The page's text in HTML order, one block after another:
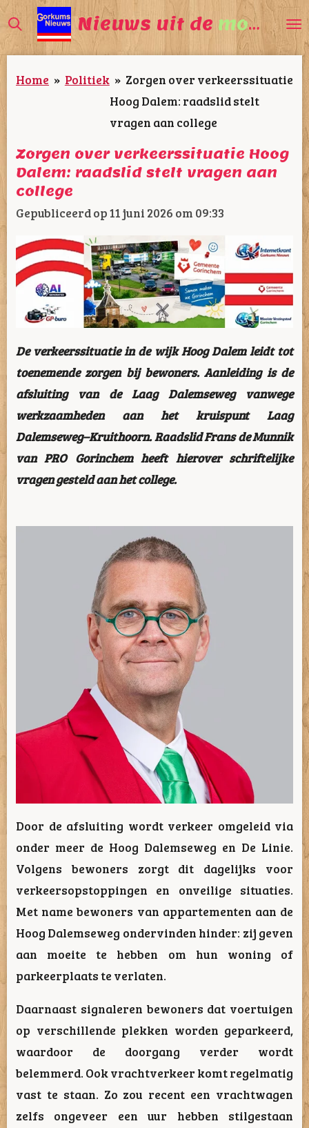
Ga
direct
naar
de
Nieuws uit de mooiste
Home » Politiek » Zorgen over verkeerssituatie
Hoog Dalem: raadslid stelt
vragen aan college
Zorgen over verkeerssituatie Hoog
Dalem: raadslid stelt vragen aan
college
Gepubliceerd op 11 juni 2026 om 09:33
De verkeerssituatie in de wijk Hoog Dalem leidt tot
toenemende zorgen bij bewoners. Aanleiding is de
afsluiting van de Laag Dalemseweg vanwege
werkzaamheden aan het kruispunt Laag
Dalemseweg–Kruithoorn. Raadslid Frans de Munnik
van PRO Gorinchem heeft hierover schriftelijke
vragen gesteld aan het college.
Door de afsluiting wordt verkeer omgeleid via
onder meer de Hoog Dalemseweg en De Linie.
Volgens bewoners zorgt dit dagelijks voor
verkeersopstoppingen en onveilige situaties.
Met name bewoners van appartementen aan de
Hoog Dalemseweg ondervinden hinder: zij geven
aan moeite te hebben om hun woning of
parkeerplaats te verlaten.
Daarnaast signaleren bewoners dat voertuigen
op verschillende plekken worden geparkeerd,
waardoor de doorgang verder wordt
belemmerd. Ook vrachtverkeer komt regelmatig
vast te staan. Zo zou recent een vrachtwagen
zelfs ongeveer een uur hebben stilgestaan